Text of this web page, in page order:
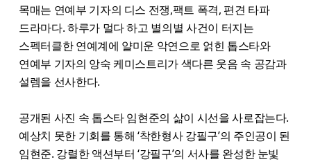
목매는 연예부 기자의 디스 전쟁,팩트 폭격, 편견 타파
드라마다. 하루가 멀다 하고 별의별 사건이 터지는
스펙터클한 연예계에 얄미운 악연으로 얽힌 톱스타와
연예부 기자의 앙숙 케미스트리가 색다른 웃음 속 공감과
설렘을 선사한다.
공개된 사진 속 톱스타 임현준의 삶이 시선을 사로잡는다.
예상치 못한 기회를 통해 ‘착한형사 강필구’의 주인공이 된
임현준. 강렬한 액션부터 ‘강필구’의 서사를 완성한 눈빛